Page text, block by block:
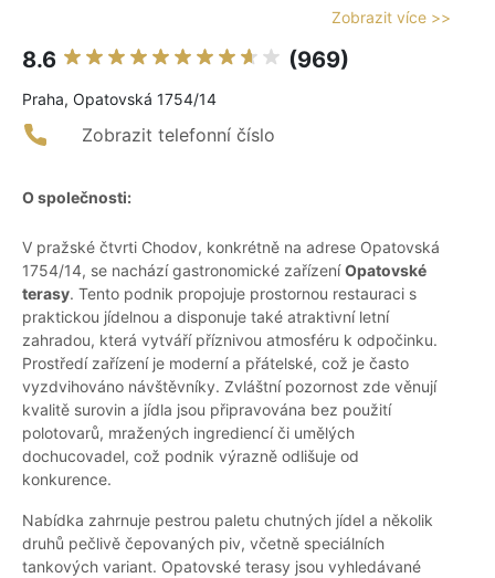
Zobrazit více >>
8.6 (969)
Praha, Opatovská 1754/14
Zobrazit telefonní číslo
O společnosti:
V pražské čtvrti Chodov, konkrétně na adrese Opatovská
1754/14, se nachází gastronomické zařízeníOpatovské
terasy. Tento podnik propojuje prostornou restauraci s
praktickou jídelnou a disponuje také atraktivní letní
zahradou, která vytváří příznivou atmosféru k odpočinku.
Prostředí zařízení je moderní a přátelské, což je často
vyzdvihováno návštěvníky. Zvláštní pozornost zde věnují
kvalitě surovin a jídla jsou připravována bez použití
polotovarů, mražených ingrediencí či umělých
dochucovadel, což podnik výrazně odlišuje od
konkurence.
Nabídka zahrnuje pestrou paletu chutných jídel a několik
druhů pečlivě čepovaných piv, včetně speciálních
tankových variant. Opatovské terasy jsou vyhledávané